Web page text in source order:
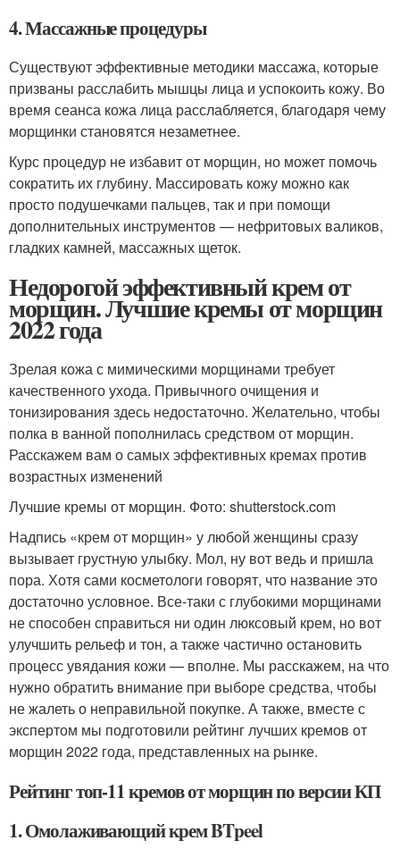
4. Массажные процедуры
Существуют эффективные методики массажа, которые
призваны расслабить мышцы лица и успокоить кожу. Во
время сеанса кожа лица расслабляется, благодаря чему
морщинки становятся незаметнее.
Курс процедур не избавит от морщин, но может помочь
сократить их глубину. Массировать кожу можно как
просто подушечками пальцев, так и при помощи
дополнительных инструментов — нефритовых валиков,
гладких камней, массажных щеток.
Недорогой эффективный крем от
морщин. Лучшие кремы от морщин
2022 года
Зрелая кожа с мимическими морщинами требует
качественного ухода. Привычного очищения и
тонизирования здесь недостаточно. Желательно, чтобы
полка в ванной пополнилась средством от морщин.
Расскажем вам о самых эффективных кремах против
возрастных изменений
Лучшие кремы от морщин. Фото: shutterstock.com
Надпись «крем от морщин» у любой женщины сразу
вызывает грустную улыбку. Мол, ну вот ведь и пришла
пора. Хотя сами косметологи говорят, что название это
достаточно условное. Все-таки с глубокими морщинами
не способен справиться ни один люксовый крем, но вот
улучшить рельеф и тон, а также частично остановить
процесс увядания кожи — вполне. Мы расскажем, на что
нужно обратить внимание при выборе средства, чтобы
не жалеть о неправильной покупке. А также, вместе с
экспертом мы подготовили рейтинг лучших кремов от
морщин 2022 года, представленных на рынке.
Рейтинг топ-11 кремов от морщин по версии КП
1. Омолаживающий крем BTpeel